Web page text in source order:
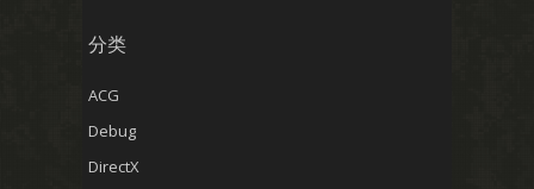
分类
ACG
Debug
DirectX